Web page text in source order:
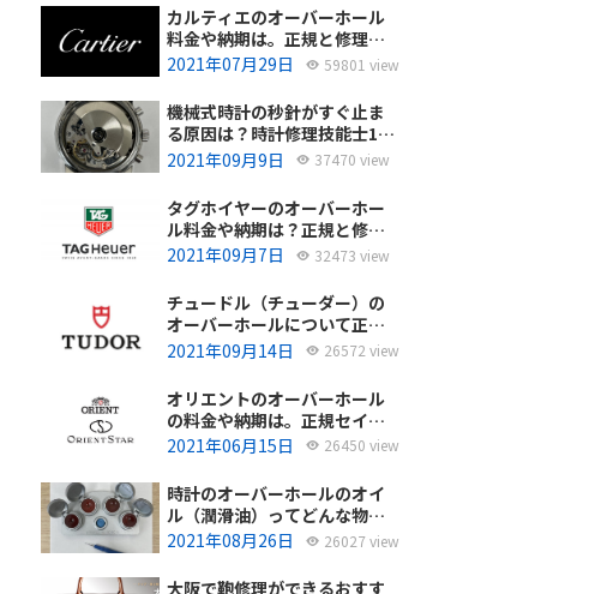
カルティエのオーバーホール
料金や納期は。正規と修理専
門店の比較どちらがおすす
2021年07月29日 59801 view
機械式時計の秒針がすぐ止ま
る原因は？時計修理技能士1級
の技術者がお答えします。
2021年09月9日 37470 view
タグホイヤーのオーバーホー
ル料金や納期は？正規と修理
専門店の比較、どちらがおす
2021年09月7日 32473 view
チュードル（チューダー）の
オーバーホールについて正規
サービスと腕時計修理専門店
どっち？
2021年09月14日 26572 view
オリエントのオーバーホール
の料金や納期は。正規セイコ
ーエプソンと修理専門店の比
2021年06月15日 26450 view
時計のオーバーホールのオイ
ル（潤滑油）ってどんな物を
使ってるの？
2021年08月26日 26027 view
大阪で鞄修理ができるおすす